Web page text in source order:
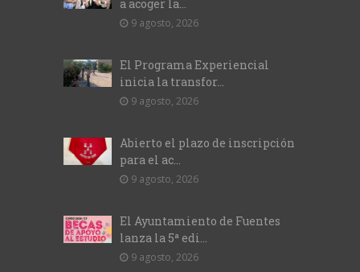
a acoger la...
9 agosto, 2026
El Programa Experiencial
inicia la transfor...
9 agosto, 2026
Abierto el plazo de inscripción
para el ac...
9 agosto, 2026
El Ayuntamiento de Fuentes
lanza la 5ª edi...
9 agosto, 2026